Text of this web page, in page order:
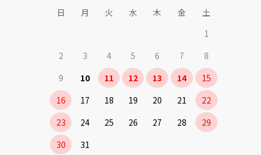
日
月 火 水 木 金
土
1
2
3 4 5 6 7
8
9
10 11 12 13 14
15
16
17 18 19 20 21
22
23
24 25 26 27 28
29
30
31